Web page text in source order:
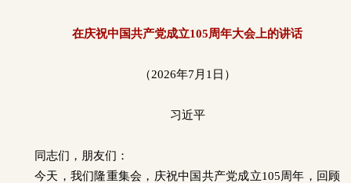
在庆祝中国共产党成立105周年大会上的讲话
（2026年7 月 1 日）
习近平
同志们，朋友们：
今天，我们隆重集会，庆祝中国共产党成立105周年，回顾